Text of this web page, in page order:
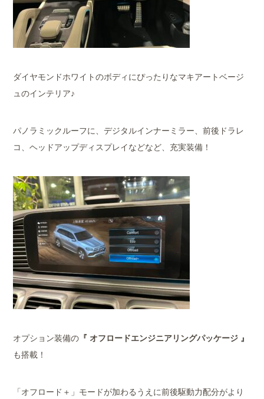
ダイヤモンドホワイトのボディにぴったりなマキアートベージ
ュのインテリア♪
パノラミックルーフに、デジタルインナーミラー、前後ドラレ
コ、ヘッドアップディスプレイなどなど、充実装備！
オプション装備の 『 オフロードエンジニアリングパッケージ 』
も搭載！
「オフロード＋」モードが加わるうえに前後駆動力配分がより